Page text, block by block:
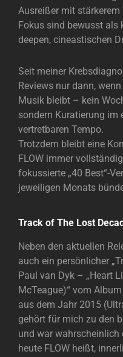
Ausreißer mit stärkerem
Fokus sind bewusst als
deepen, cineastischen
Seit meiner
Reviews nur dann,
Musik bleibt – kein
sondern Kuratierung im
vertretbaren Tempo.
Trotzdem bleibt eine
FLOW immer
fokussierte „40 Best“-
jeweiligen Monats
Track of The Lost
Neben den aktuellen
auch ein persönlicher
Paul van Dyk – „Heart
McTeague)“ vom
aus dem Jahr 2015
gehört für mich zu den
und war wahrscheinlich
heute FLOW heißt,